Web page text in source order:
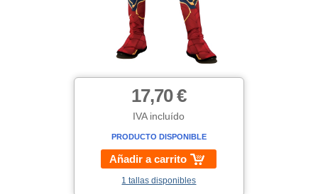
17,70 €
IVA incluído
PRODUCTO DISPONIBLE
Añadir a carrito
1 tallas disponibles